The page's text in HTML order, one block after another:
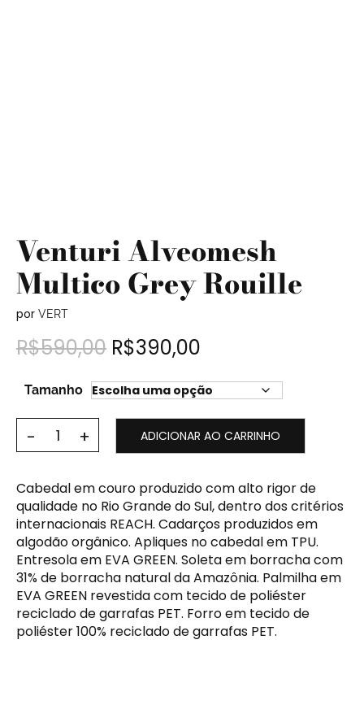
Venturi Alveomesh
Multico Grey Rouille
por VERT
R$590,00 R$390,00
Tamanho
ADICIONAR AO CARRINHO
Cabedal em couro produzido com alto rigor de
qualidade no Rio Grande do Sul, dentro dos critérios
internacionais REACH. Cadarços produzidos em
algodão orgânico. Apliques no cabedal em TPU.
Entresola em EVA GREEN. Soleta em borracha com
31% de borracha natural da Amazônia. Palmilha em
EVA GREEN revestida com tecido de poliéster
reciclado de garrafas PET. Forro em tecido de
poliéster 100% reciclado de garrafas PET.